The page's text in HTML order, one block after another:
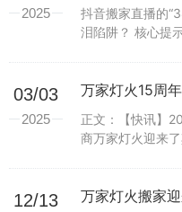
2025
抖音搬家直播的
泪陷阱？ 核心提
03/03
2025
正文：【快讯】
商万家灯火迎来
12/13